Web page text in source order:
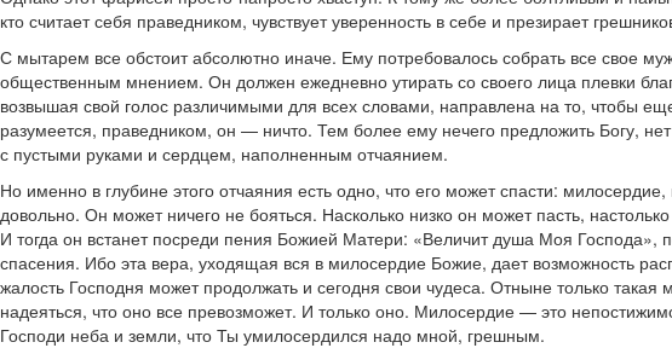
кто считает себя праведником, чувствует уверенность в себе и презирает
С мытарем все обстоит абсолютно иначе. Ему потребовалось собрать все свое
общественным мнением. Он должен ежедневно утирать со своего лица плевки
возвышая свой голос различимыми для всех словами, направлена на то, чтобы
разумеется, праведником, он — ничто. Тем более ему нечего предложить Богу,
с пустыми руками и сердцем, наполненным отчаянием.
Но именно в глубине этого отчаяния есть одно, что его может спасти:
довольно. Он может ничего не бояться. Насколько низко он может пасть,
И тогда он встанет посреди пения Божией Матери: «Величит душа Моя
спасения. Ибо эта вера, уходящая вся в милосердие Божие, дает возможность
жалость Господня может продолжать и сегодня свои чудеса. Отныне только
надеяться, что оно все превозможет. И только оно. Милосердие — это
Господи неба и земли, что Ты умилосердился надо мной, грешным.